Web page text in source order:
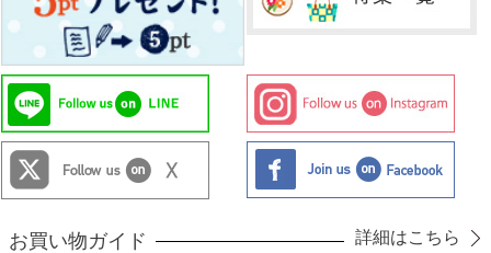
お買い物ガイド 詳細はこちら